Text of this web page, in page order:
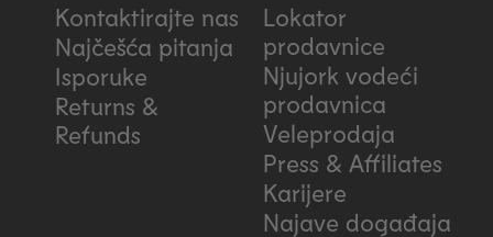
Kontaktirajte nas
Najčešća pitanja
Isporuke
Returns &
Refunds
Lokator
prodavnice
Njujork vodeći
prodavnica
Veleprodaja
Press & Affiliates
Karijere
Najave događaja